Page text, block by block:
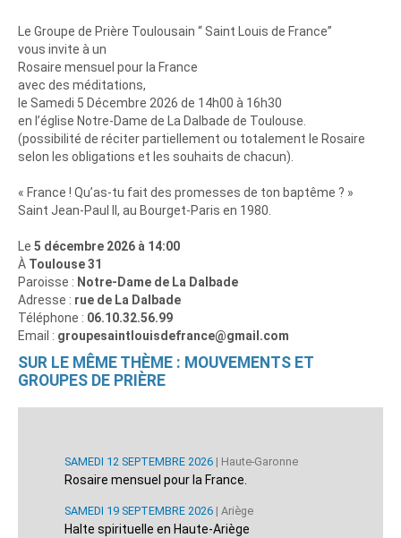
Le Groupe de Prière Toulousain “ Saint Louis de France”
vous invite à un
Rosaire mensuel pour la France
avec des méditations,
le Samedi 5 Décembre 2026 de 14h00 à 16h30
en l’église Notre-Dame de La Dalbade de Toulouse.
(possibilité de réciter partiellement ou totalement le Rosaire
selon les obligations et les souhaits de chacun).
« France ! Qu’as-tu fait des promesses de ton baptême ? »
Saint Jean-Paul II, au Bourget-Paris en 1980.
Le 5 décembre 2026 à 14:00
À Toulouse 31
Paroisse : Notre-Dame de La Dalbade
Adresse : rue de La Dalbade
Téléphone : 06.10.32.56.99
Email : groupesaintlouisdefrance@gmail.com
SUR LE MÊME THÈME : MOUVEMENTS ET
GROUPES DE PRIÈRE
SAMEDI 12 SEPTEMBRE 2026 | Haute-Garonne
Rosaire mensuel pour la France.
SAMEDI 19 SEPTEMBRE 2026 | Ariège
Halte spirituelle en Haute-Ariège